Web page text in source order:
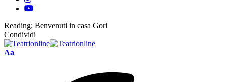
Reading: Benvenuti in casa Gori
Condividi
Font
Aa